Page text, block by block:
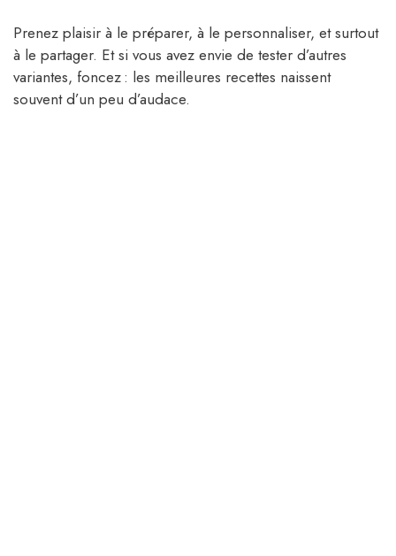
Prenez plaisir à le préparer, à le personnaliser, et surtout
à le partager. Et si vous avez envie de tester d’autres
variantes, foncez : les meilleures recettes naissent
souvent d’un peu d’audace.